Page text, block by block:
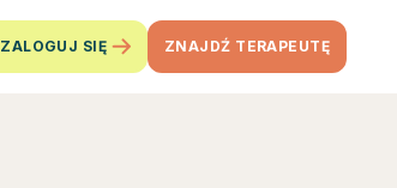
ZALOGUJ SIĘ ZNAJDŹ TERAPEUTĘ